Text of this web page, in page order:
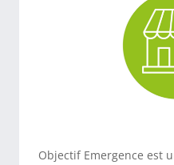
Objectif Emergence est